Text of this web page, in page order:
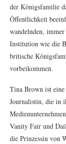
der Königsfamilie
Öffentlichkeit
wandelnden,
Institution wie die
britische
vorbeikommen.
Tina Brown ist eine
Journalistin, die in
Vanity Fair und
die Prinzessin von